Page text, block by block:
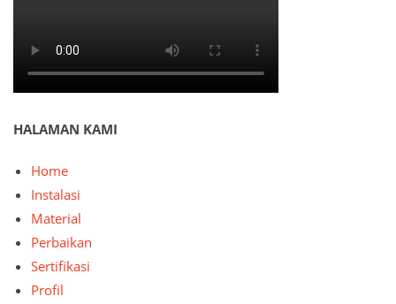
HALAMAN KAMI
Home
Instalasi
Material
Perbaikan
Sertifikasi
Profil